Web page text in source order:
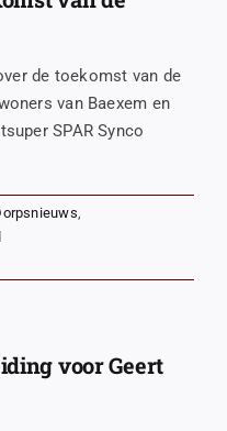
het
dorp’
de toekomst van de
van Baexem en
SPAR Synco
,
voor
mee
toekomstvoor Geert